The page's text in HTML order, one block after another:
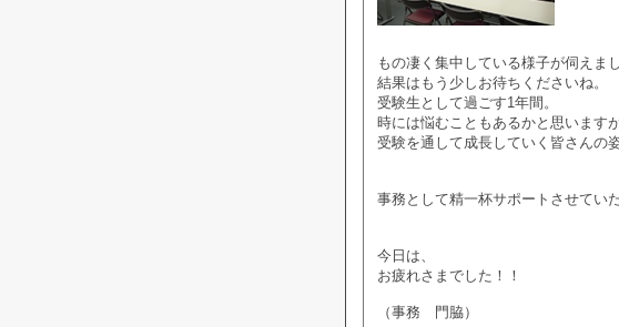
もの凄く集中している様子が伺えまし
結果はもう少しお待ちくださいね。
受験生として過ごす1年間。
時には悩むこともあるかと思いますが
受験を通して成長していく皆さんの
事務として精一杯サポートさせてい
今日は、
お疲れさまでした！！
（事務 門脇）